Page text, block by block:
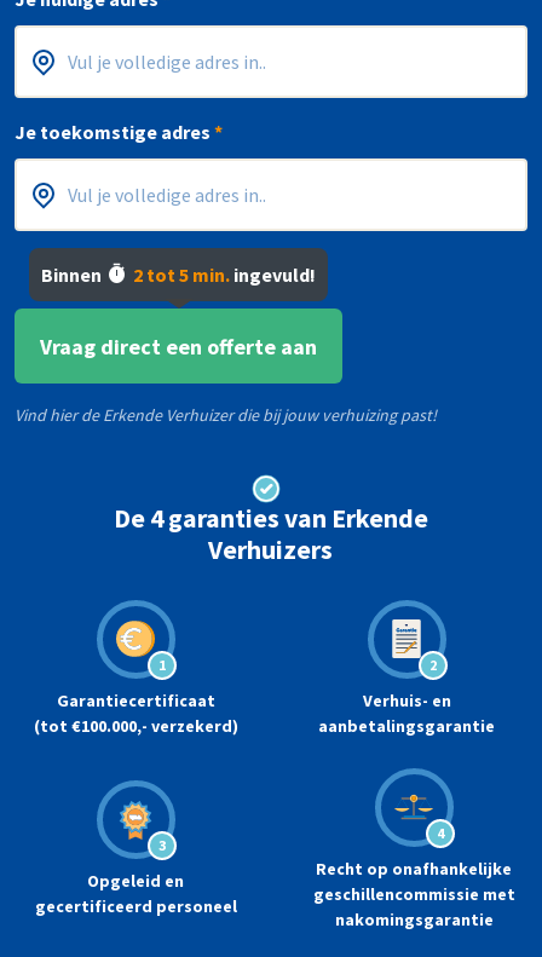
Postcode*
Huisnummer*
Je toekomstige adres *
Postcode
Huisnummer*
Vraag direct een offerte aan
Vind hier de Erkende Verhuizer die bij jouw verhuizing past!
De 4 garanties van Erkende
Verhuizers
1
Garantiecertificaat
(tot €100.000,- verzekerd)
2
Verhuis- en
aanbetalingsgarantie
3
Opgeleid en
gecertificeerd personeel
4
Recht op onafhankelijke
geschillencommissie met
nakomingsgarantie
Binnen 2 tot 5 min. ingevuld!